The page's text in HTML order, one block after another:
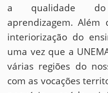
a qualidade do
aprendizagem.
interiorização do
uma vez que a
várias regiões do
com as vocações